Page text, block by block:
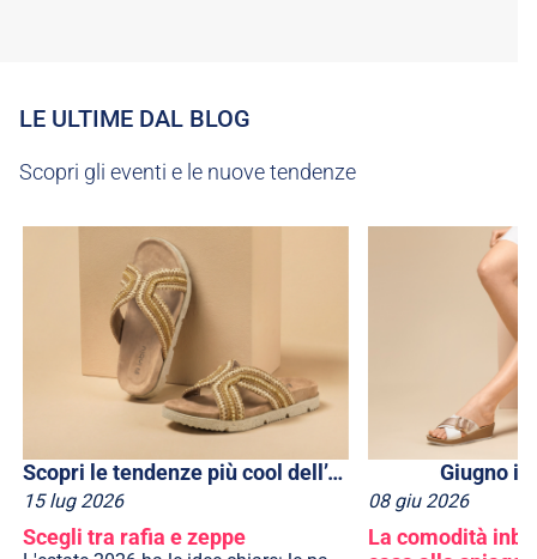
LE ULTIME DAL BLOG
Scopri gli eventi e le nuove tendenze
Scopri le tendenze più cool dell’estate 2026
15 lug 2026
Scegli tra rafia e zeppe
Giugno
08 giu 2026
La comodità